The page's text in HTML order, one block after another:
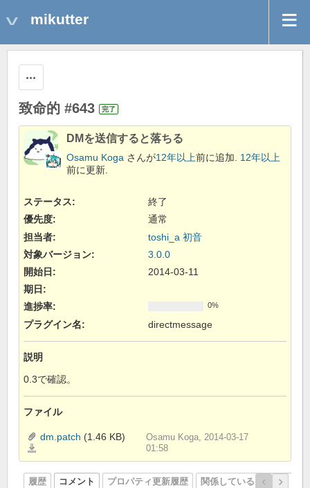
mikutter
致命的 #643 完了
DMを送信すると落ちる
Osamu Koga さんが12年以上前に追加. 12年以上
前に更新.
ステータス:
終了
優先度:
通常
担当者:
toshi_a 初音
対象バージョン:
3.0.0
開始日:
2014-03-11
期日:
進捗率:
0%
プラグイン名: directmessage
説明
0.3で確認。
ファイル
dm.patch (1.46 KB)
Osamu Koga, 2014-03-17
01:58
履歴 コメント プロパティ更新履歴 関係しているリビジョン